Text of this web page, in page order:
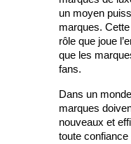
un moyen
marques.
rôle que joue
que les
fans.
Dans un
marques
nouveaux et
toute